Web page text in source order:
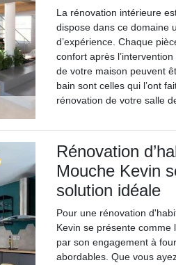
La rénovation intérieure
dispose dans ce domaine
d’expérience. Chaque
confort après
de votre maison peuvent
bain sont celles qui l’ont
rénovation de votre salle
Rénovation
Mouche Kevin
solution idéale
Pour une rénovation
Kevin se présente
par son engagement à
abordables. Que vous